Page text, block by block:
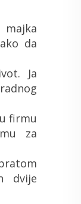
majka
da
Ja
firmu
za
dvije